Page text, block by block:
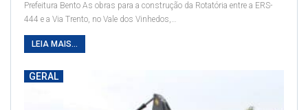
Prefeitura Bento As obras para a construção da Rotatória entre a ERS-
444 e a Via Trento, no Vale dos Vinhedos,…
LEIA MAIS...
GERAL